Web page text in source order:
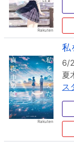
私
6/
夏
ス